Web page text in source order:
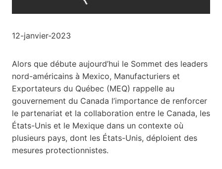
12-janvier-2023
Alors que débute aujourd’hui le Sommet des leaders
nord-américains à Mexico, Manufacturiers et
Exportateurs du Québec (MEQ) rappelle au
gouvernement du Canada l’importance de renforcer
le partenariat et la collaboration entre le Canada, les
États-Unis et le Mexique dans un contexte où
plusieurs pays, dont les États-Unis, déploient des
mesures protectionnistes.